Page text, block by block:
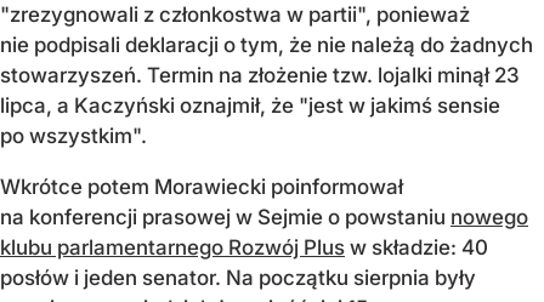
"zrezygnowali z członkostwa w partii", ponieważ
nie podpisali deklaracji o tym, że nie należą do żadnych
stowarzyszeń. Termin na złożenie tzw. lojalki minął 23
lipca, a Kaczyński oznajmił, że "jest w jakimś sensie
po wszystkim".
Wkrótce potem Morawiecki poinformował
na konferencji prasowej w Sejmie o powstaniu nowego
klubu parlamentarnego Rozwój Plus w składzie: 40
posłów i jeden senator. Na początku sierpnia były